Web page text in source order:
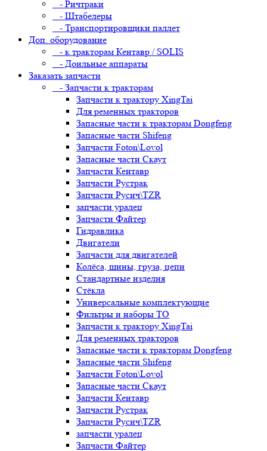
- Ричтраки
- Штабелеры
- Транспортировщики паллет
Доп. оборудование
- к тракторам Кентавр / SOLIS
- Доильные аппараты
Заказать запчасти
- Запчасти к тракторам
Запчасти к трактору XingTai
Для ременных тракторов
Запасные части к тракторам Dongfeng
Запасные части Shifeng
Запчасти Foton\Lovol
Запасные части Скаут
Запчасти Кентавр
Запчасти Рустрак
Запчасти Русич\TZR
запчасти уралец
Запчасти Файтер
Гидравлика
Двигатели
Запчасти для двигателей
Колёса, шины, груза, цепи
Стандартные изделия
Стёкла
Универсальные комплектующие
Фильтры и наборы ТО
Запчасти к трактору XingTai
Для ременных тракторов
Запасные части к тракторам Dongfeng
Запасные части Shifeng
Запчасти Foton\Lovol
Запасные части Скаут
Запчасти Кентавр
Запчасти Рустрак
Запчасти Русич\TZR
запчасти уралец
Запчасти Файтер